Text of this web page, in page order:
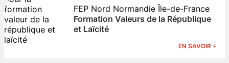
FEP Nord Normandie Île-de-France
Formation Valeurs de la République
et Laïcité
EN SAVOIR +